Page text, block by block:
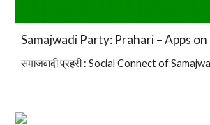
Samajwadi Party: Prahari – Apps
समाजवादी प्रहरी : Social Connect of